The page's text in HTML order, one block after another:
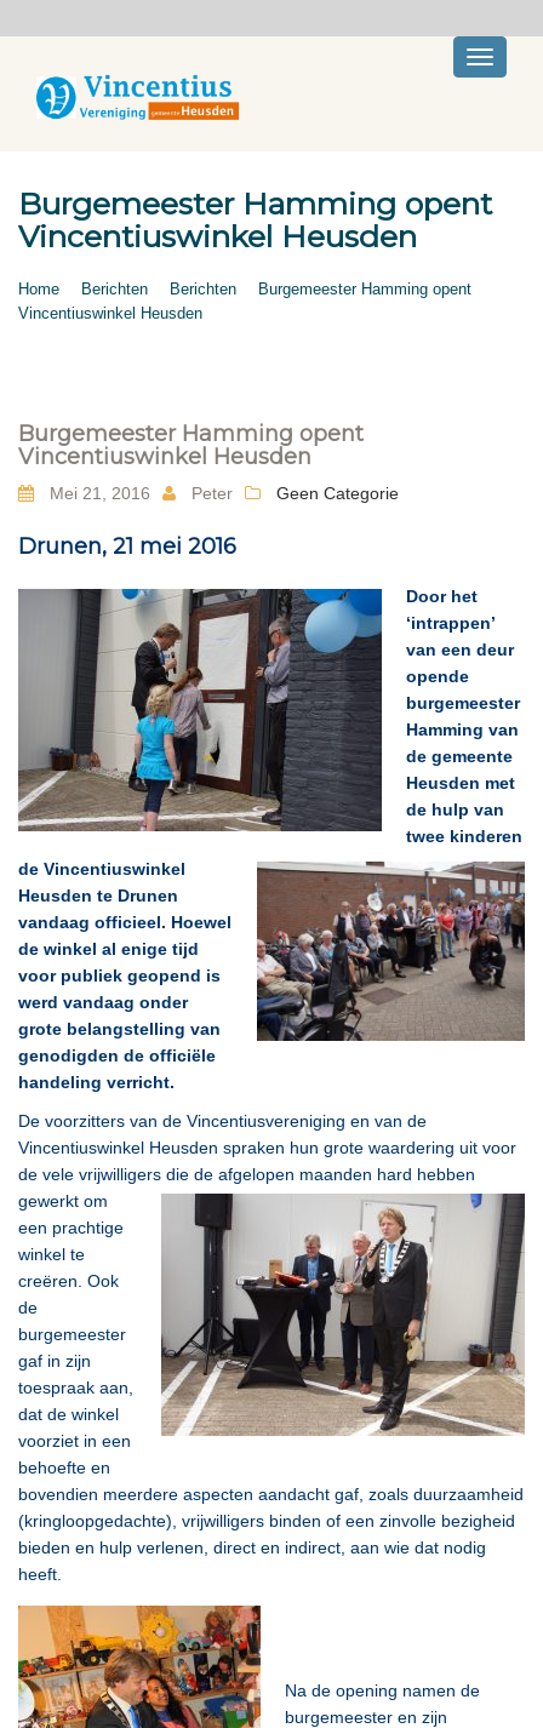
Toggle
Burgemeester Hamming opent
Vincentiuswinkel Heusden
Home Berichten Berichten
Burgemeester Hamming opent
Vincentiuswinkel Heusden
Burgemeester Hamming opent
Vincentiuswinkel Heusden
Mei 21, 2016 Peter Geen Categorie
Drunen, 21 mei 2016
Door het
‘intrappen’
van een deur
opende
burgemeester
Hamming van
de gemeente
Heusden met
de hulp van
twee kinderen
de Vincentiuswinkel
Heusden te Drunen
vandaag officieel. Hoewel
de winkel al enige tijd
voor publiek geopend is
werd vandaag onder
grote belangstelling van
genodigden de officiële
handeling verricht.
De voorzitters van de Vincentiusvereniging en van de
Vincentiuswinkel Heusden spraken hun grote waardering uit voor
de vele vrijwilligers die de afgelopen maanden hard hebben
gewerkt om
een prachtige
winkel te
creëren. Ook
de
burgemeester
gaf in zijn
toespraak aan,
dat de winkel
voorziet in een
behoefte en
bovendien meerdere aspecten aandacht gaf, zoals duurzaamheid
(kringloopgedachte), vrijwilligers binden of een zinvolle bezigheid
bieden en hulp verlenen, direct en indirect, aan wie dat nodig
heeft.
Na de opening namen de
burgemeester en zijn